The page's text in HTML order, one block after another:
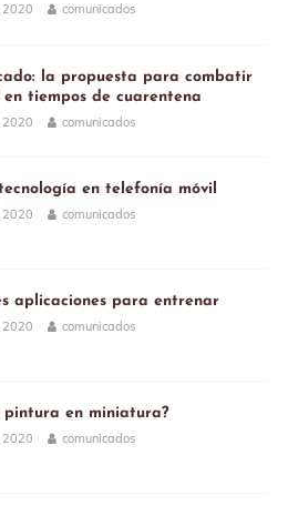
2020 comunicados
la propuesta para combatir
en tiempos de cuarentena
2020 comunicados
en telefonía móvil
2020 comunicados
aplicaciones para entrenar
2020 comunicados
pintura en miniatura?
2020 comunicados